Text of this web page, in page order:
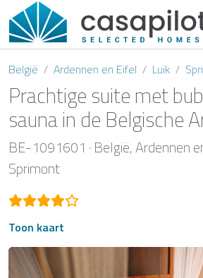
DE EN ES
Ontbijt
Voucher
Verhuurder
België Ardennen en Eifel Luik
Prachtige suite met
sauna in de Belgische
BE-1091601 België Ardennen
Sprimont
Toon kaart